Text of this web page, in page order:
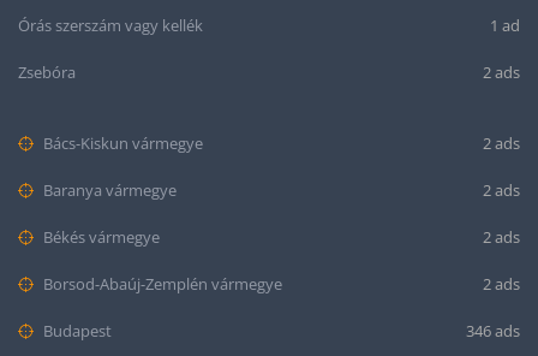
Órás szerszám vagy kellék 1 ad
Zsebóra 2 ads
Bács-Kiskun vármegye 2 ads
Baranya vármegye 2 ads
Békés vármegye 2 ads
Borsod-Abaúj-Zemplén vármegye 2 ads
Budapest 346 ads